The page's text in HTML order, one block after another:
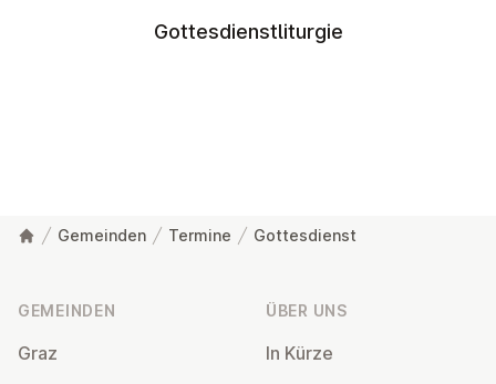
Gottesdienstliturgie
Gemeinden Termine Gottesdienst
GEMEINDEN
Graz
ÜBER UNS
In Kürze